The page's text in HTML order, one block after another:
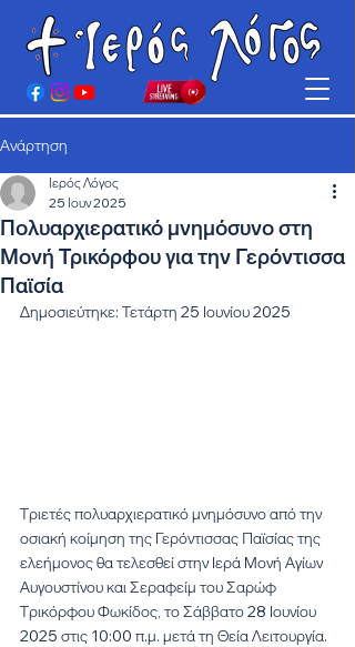
Ανάρτηση
Πολυαρχιερατικό μνημόσυνο στη
Μονή Τρικόρφου για την Γερόντισσα
Παϊσία
Ιερός Λόγος
25 Ιουν 2025
Δημοσιεύτηκε: Τετάρτη 25 Ιουνίου 2025
Τριετές πολυαρχιερατικό μνημόσυνο από την
οσιακή κοίμηση της Γερόντισσας Παϊσίας της
ελεήμονος θα τελεσθεί στην Ιερά Μονή Αγίων
Αυγουστίνου και Σεραφείμ του Σαρώφ
Τρικόρφου Φωκίδος, το Σάββατο 28 Ιουνίου
2025 στις 10:00 π.μ. μετά τη Θεία Λειτουργία.